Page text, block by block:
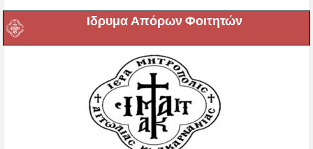
Ιδρυμα Απόρων Φοιτητών